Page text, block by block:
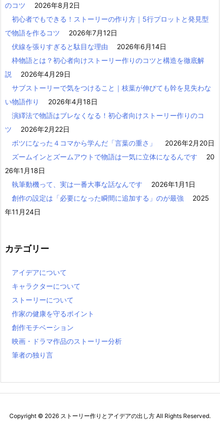
のコツ
2026年8月2日
初心者でもできる！ストーリーの作り方｜5行プロットと発見型
で物語を作るコツ
2026年7月12日
伏線を張りすぎると駄目な理由
2026年6月14日
枠物語とは？初心者向けストーリー作りのコツと構造を徹底解
説
2026年4月29日
サブストーリーで気をつけること｜枝葉が伸びても幹を見失わな
い物語作り
2026年4月18日
演繹法で物語はブレなくなる！初心者向けストーリー作りのコ
ツ
2026年2月22日
ボツになった４コマから学んだ「言葉の重さ」
2026年2月20日
ズームインとズームアウトで物語は一気に立体になるんです
20
26年1月18日
執筆動機って、実は一番大事な話なんです
2026年1月1日
創作の設定は「必要になった瞬間に追加する」のが最強
2025
年11月24日
カテゴリー
アイデアについて
キャラクターについて
ストーリーについて
作家の健康を守るポイント
創作モチベーション
映画・ドラマ作品のストーリー分析
筆者の独り言
Copyright © 2026 ストーリー作りとアイデアの出し方 All Rights Reserved.